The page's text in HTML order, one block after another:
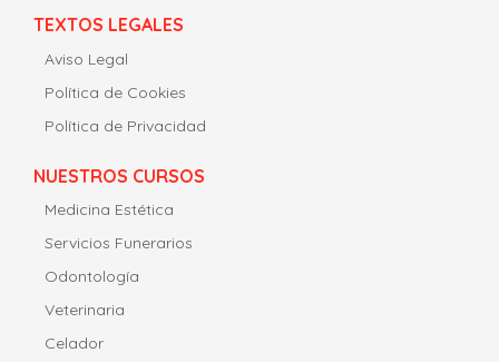
TEXTOS LEGALES
Aviso Legal
Política de Cookies
Política de Privacidad
NUESTROS CURSOS
Medicina Estética
Servicios Funerarios
Odontología
Veterinaria
Celador